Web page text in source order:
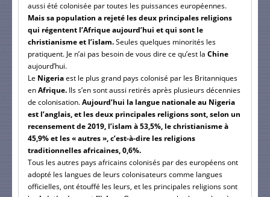
aussi été colonisée par toutes les puissances européennes.
Mais sa population a rejeté les deux principales religions
qui régentent l’Afrique aujourd’hui et qui sont le
christianisme et l’islam.Seules quelques minorités les
pratiquent. Je n’ai pas besoin de vous dire ce qu’est la Chine
aujourd’hui.
Le Nigeriaest le plus grand pays colonisé par les Britanniques
enAfrique. Ils s’en sont aussi retirés après plusieurs décennies
de colonisation.Aujourd’hui la langue nationale au Nigeria
est l’anglais, et les deux principales religions sont, selon un
recensement de 2019, l’islam à 53,5%, le christianisme à
45,9% et les « autres », c’est-à-dire les religions
traditionnelles africaines, 0,6%.
Tous les autres pays africains colonisés par des européens ont
adopté les langues de leurs colonisateurs comme langues
officielles, ont étouffé les leurs, et les principales religions sont